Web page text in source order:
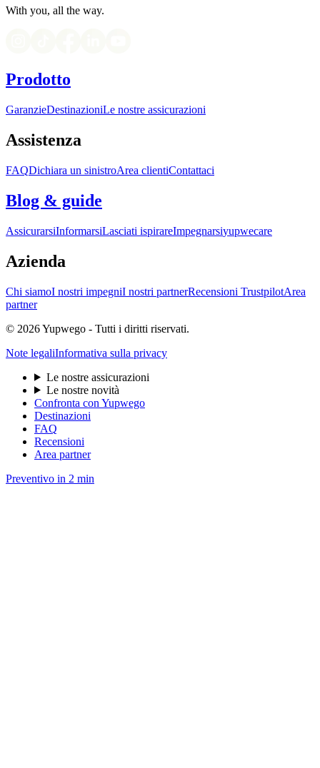
With you, all the way.
Prodotto
GaranzieDestinazioniLe nostre assicurazioni
Assistenza
FAQDichiara un sinistroArea clientiContattaci
Blog & guide
AssicurarsiInformarsiLasciati ispirareImpegnarsiyupwecare
Azienda
Chi siamoI nostri impegniI nostri partnerRecensioni TrustpilotArea
partner
© 2026 Yupwego - Tutti i diritti riservati.
Note legaliInformativa sulla privacy
Le nostre assicurazioni
Le nostre novità
Confronta con Yupwego
Destinazioni
FAQ
Recensioni
Area partner
Preventivo in 2 min